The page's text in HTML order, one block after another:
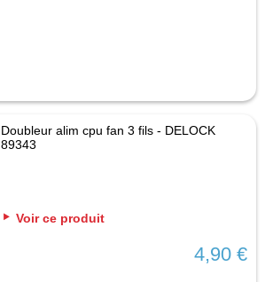
Doubleur alim cpu fan 3 fils - DELOCK
89343
Voir ce produit
4,90 €